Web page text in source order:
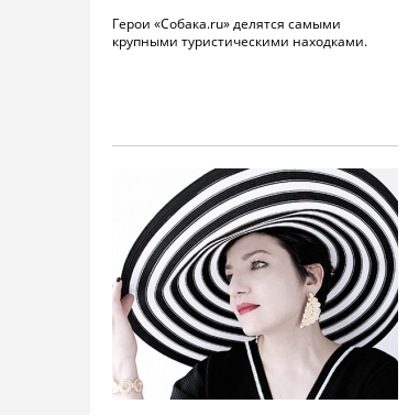
Герои «Собака.ru» делятся самыми
крупными туристическими находками.